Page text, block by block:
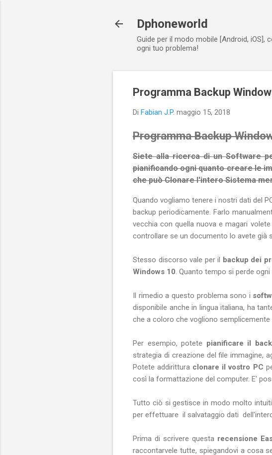
Dphoneworld
Guide per il modo mobile [Android, iOS],
ogni tuo problema!
Programma Backup
Di Fabian J.P. maggio 15, 2018
Programma Backup
Siete alla ricerca di un Software
pianificando ogni quanto creare le
che può Clonare l'intero Sistema
Quando vogliamo tenere i nostri dati del
backup periodicamente. Farlo
vecchia con quella nuova e magari
controllare se un documento lo avete già
Stesso discorso vale per il backup dei
Windows 10. Quanto tempo si perde
Il rimedio a questo problema sono i
disponibile anche in lingua italiana, ha
che a coloro che vogliono
Per esempio, potete pianificare il
strategia di creazione del file immagine,
Potete addirittura clonare il vostro PC
così la formattazione del computer. E'
Tutto ciò si gestisce in modo molto
per effettuare il salvataggio dati
Prima di scrivere questa recensione
raccontarvele tutte, spiegandovi a cosa